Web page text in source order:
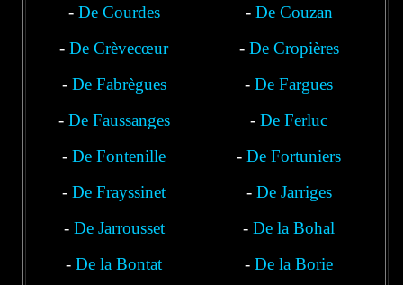
- De Courdes - De Couzan
-De Crèvecœur - De Cropières
- De Fabrègues -De Fargues
- De Faussanges -De Ferluc
-De Fontenille -De Fortuniers
-De Frayssinet - De Jarriges
- De Jarrousset -De la Bohal
-De la Bontat -De la Borie